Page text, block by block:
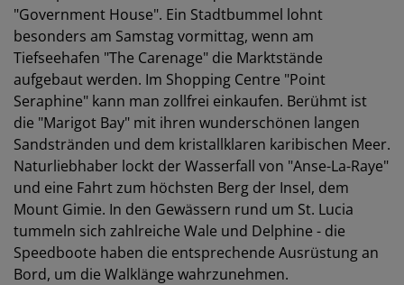
"Government House". Ein Stadtbummel lohnt
besonders am Samstag vormittag, wenn am
Tiefseehafen "The Carenage" die Marktstände
aufgebaut werden. Im Shopping Centre "Point
Seraphine" kann man zollfrei einkaufen. Berühmt ist
die "Marigot Bay" mit ihren wunderschönen langen
Sandstränden und dem kristallklaren karibischen Meer.
Naturliebhaber lockt der Wasserfall von "Anse-La-Raye"
und eine Fahrt zum höchsten Berg der Insel, dem
Mount Gimie. In den Gewässern rund um St. Lucia
tummeln sich zahlreiche Wale und Delphine - die
Speedboote haben die entsprechende Ausrüstung an
Bord, um die Walklänge wahrzunehmen.